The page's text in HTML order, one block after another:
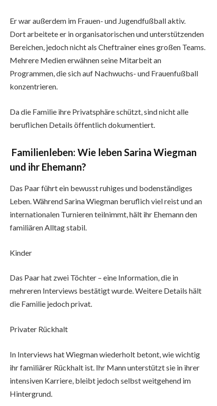
Er war außerdem im Frauen- und Jugendfußball aktiv.
Dort arbeitete er in organisatorischen und unterstützenden
Bereichen, jedoch nicht als Cheftrainer eines großen Teams.
Mehrere Medien erwähnen seine Mitarbeit an
Programmen, die sich auf Nachwuchs- und Frauenfußball
konzentrieren.
Da die Familie ihre Privatsphäre schützt, sind nicht alle
beruflichen Details öffentlich dokumentiert.
Familienleben: Wie leben Sarina Wiegman
und ihr Ehemann?
Das Paar führt ein bewusst ruhiges und bodenständiges
Leben. Während Sarina Wiegman beruflich viel reist und an
internationalen Turnieren teilnimmt, hält ihr Ehemann den
familiären Alltag stabil.
Kinder
Das Paar hat zwei Töchter – eine Information, die in
mehreren Interviews bestätigt wurde. Weitere Details hält
die Familie jedoch privat.
Privater Rückhalt
In Interviews hat Wiegman wiederholt betont, wie wichtig
ihr familiärer Rückhalt ist. Ihr Mann unterstützt sie in ihrer
intensiven Karriere, bleibt jedoch selbst weitgehend im
Hintergrund.